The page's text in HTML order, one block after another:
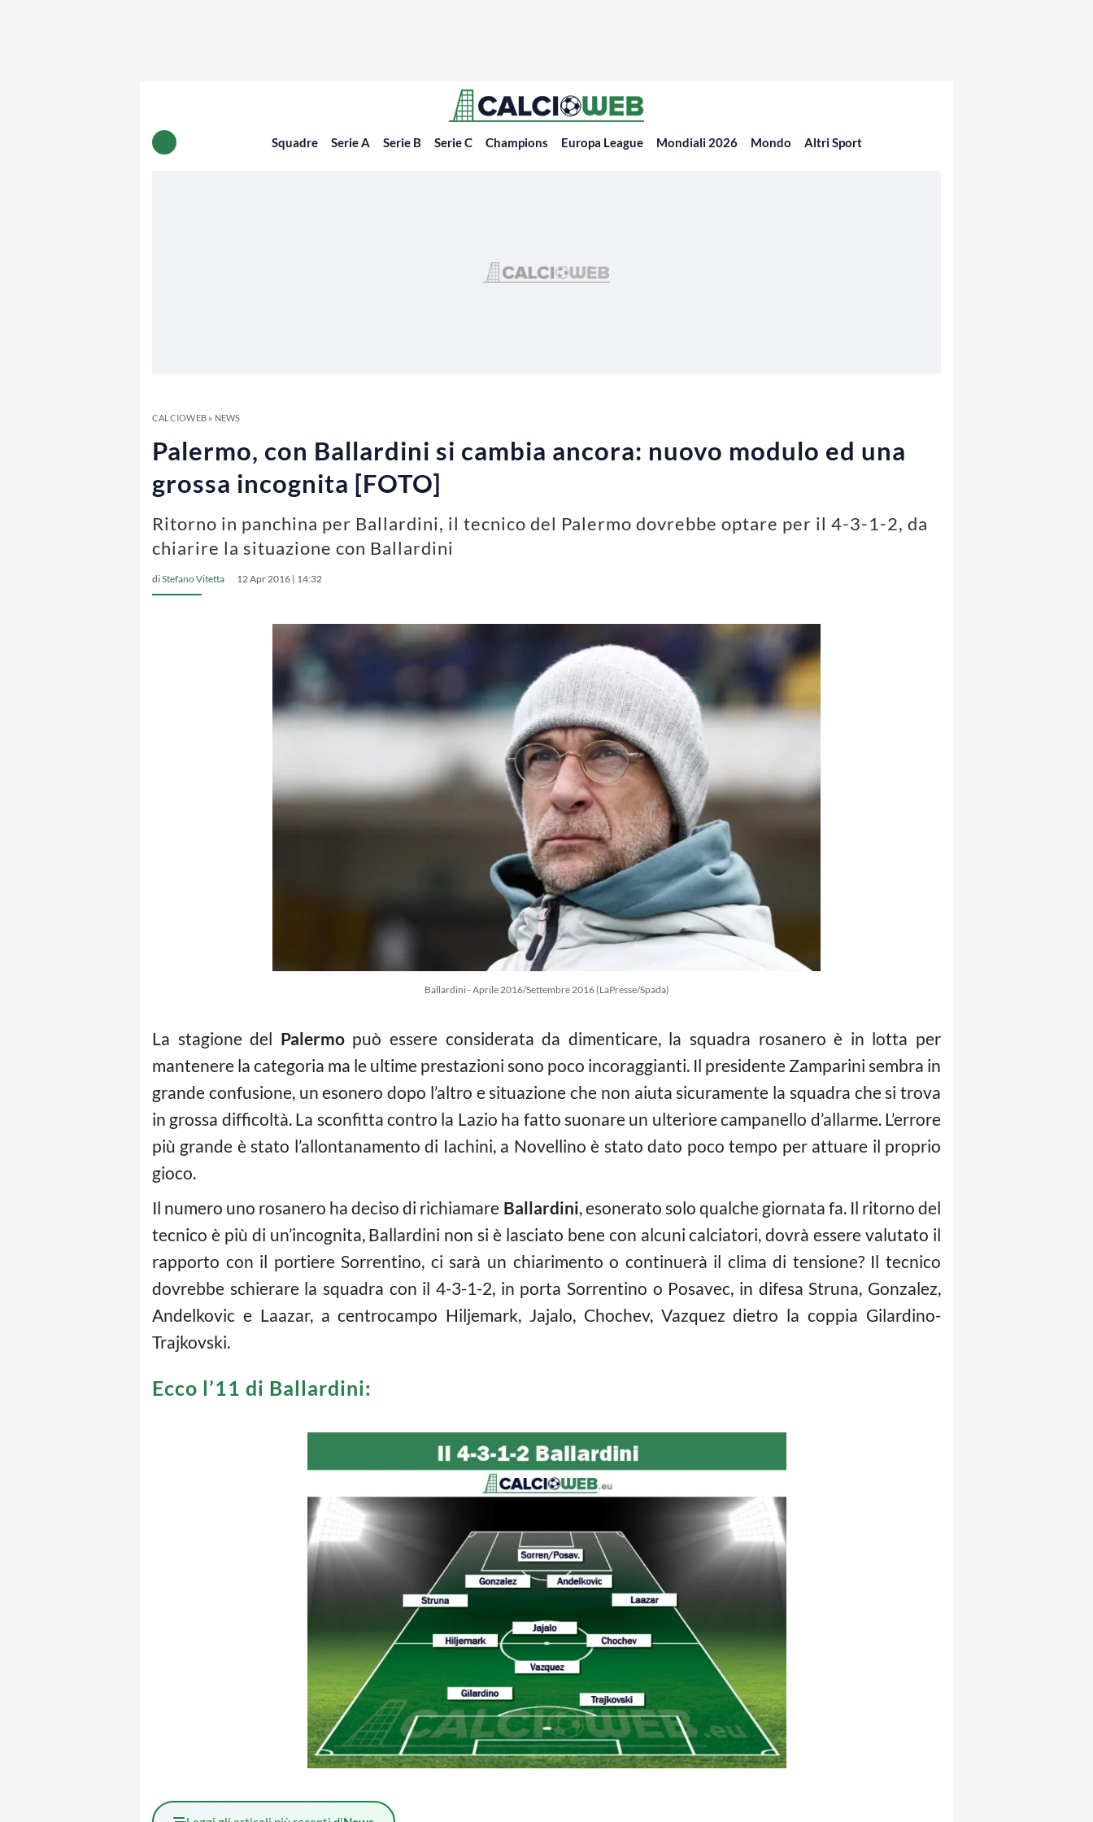
Squadre Serie A Serie B Serie C Champions Europa League Mondiali 2026 Mondo Altri Sport
CALCIOWEB» NEWS
Palermo, con Ballardini si cambia ancora: nuovo modulo ed una
grossa incognita [FOTO]
Ritorno in panchina per Ballardini, il tecnico del Palermo dovrebbe optare per il 4-3-1-2, da
chiarire la situazione con Ballardini
diStefano Vitetta 12 Apr 2016 | 14:32
Ballardini - Aprile 2016/Settembre 2016 (LaPresse/Spada)
La stagione del Palermo può essere considerata da dimenticare, la squadra rosanero è in lotta per
mantenere la categoria ma le ultime prestazioni sono poco incoraggianti. Il presidente Zamparini sembra in
grande confusione, un esonero dopo l’altro e situazione che non aiuta sicuramente la squadra che si trova
in grossa difficoltà. La sconfitta contro la Lazio ha fatto suonare un ulteriore campanello d’allarme. L’errore
più grande è stato l’allontanamento di Iachini, a Novellino è stato dato poco tempo per attuare il proprio
gioco.
Il numero uno rosanero ha deciso di richiamare Ballardini, esonerato solo qualche giornata fa. Il ritorno del
tecnico è più di un’incognita, Ballardini non si è lasciato bene con alcuni calciatori, dovrà essere valutato il
rapporto con il portiere Sorrentino, ci sarà un chiarimento o continuerà il clima di tensione? Il tecnico
dovrebbe schierare la squadra con il 4-3-1-2, in porta Sorrentino o Posavec, in difesa Struna, Gonzalez,
Andelkovic e Laazar, a centrocampo Hiljemark, Jajalo, Chochev, Vazquez dietro la coppia Gilardino-
Trajkovski.
Ecco l’11 di Ballardini: